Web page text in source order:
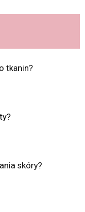
tkanin?
skóry?